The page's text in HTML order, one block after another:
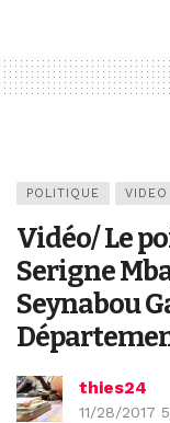
POLITIQUE VIDEO
Vidéo/ Le
Serigne
Seynabou
thies24
11/28/2017